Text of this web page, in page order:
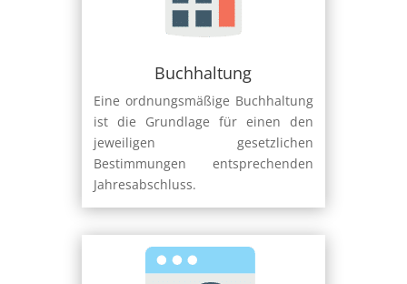
Buchhaltung
Eine ordnungsmäßige Buchhaltung
ist die Grundlage für einen den
jeweiligen gesetzlichen
Bestimmungen entsprechenden
Jahresabschluss.